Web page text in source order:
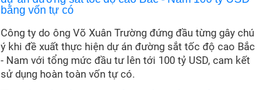
Công ty do ông Võ Xuân Trường đứng đầu từng gây chú
ý khi đề xuất thực hiện dự án đường sắt tốc độ cao Bắc
- Nam với tổng mức đầu tư lên tới 100 tỷ USD, cam kết
sử dụng hoàn toàn vốn tự có.